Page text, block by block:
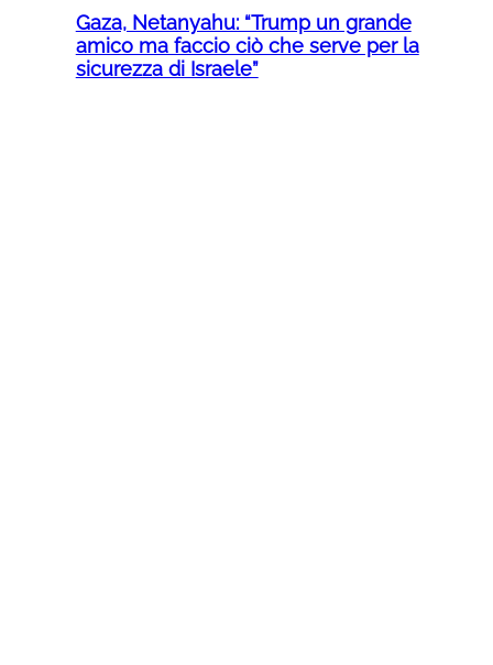
Gaza, Netanyahu: “Trump un grande
amico ma faccio ciò che serve per la
sicurezza di Israele”